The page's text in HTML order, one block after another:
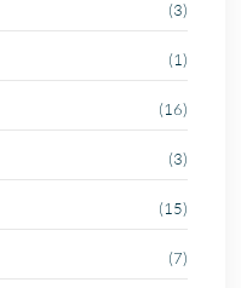
(3)
(1)
(16)
(3)
(15)
(7)